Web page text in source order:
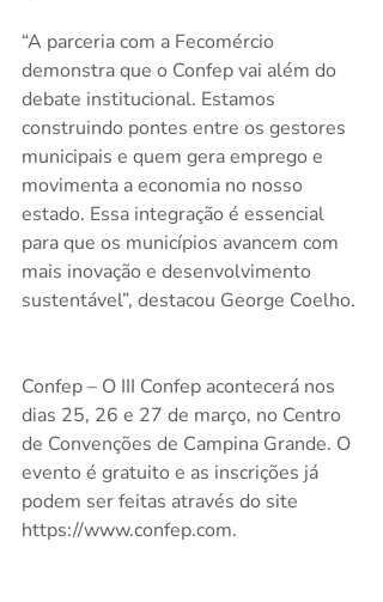
“A parceria com a Fecomércio
demonstra que o Confep vai além do
debate institucional. Estamos
construindo pontes entre os gestores
municipais e quem gera emprego e
movimenta a economia no nosso
estado. Essa integração é essencial
para que os municípios avancem com
mais inovação e desenvolvimento
sustentável”, destacou George Coelho.
Confep – O III Confep acontecerá nos
dias 25, 26 e 27 de março, no Centro
de Convenções de Campina Grande. O
evento é gratuito e as inscrições já
podem ser feitas através do site
https://www.confep.com.